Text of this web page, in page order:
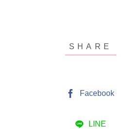
Facebook
LINE